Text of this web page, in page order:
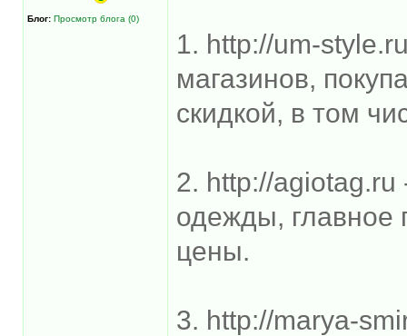
Блог: Просмотр блога (0)
1. http://um-
магазинов,
скидкой, в том
2. http://agiotag.ru
одежды, главное
цены.
3. http://marya-